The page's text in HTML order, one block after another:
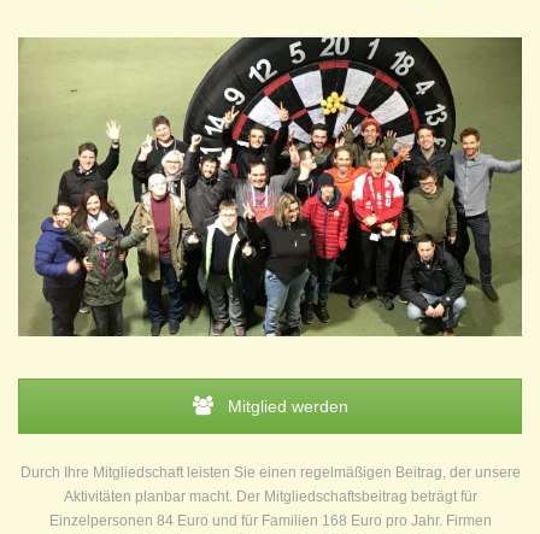
Mitglied werden
Durch Ihre Mitgliedschaft leisten Sie einen regelmäßigen Beitrag, der unsere
Aktivitäten planbar macht. Der Mitgliedschaftsbeitrag beträgt für
Einzelpersonen 84 Euro und für Familien 168 Euro pro Jahr. Firmen